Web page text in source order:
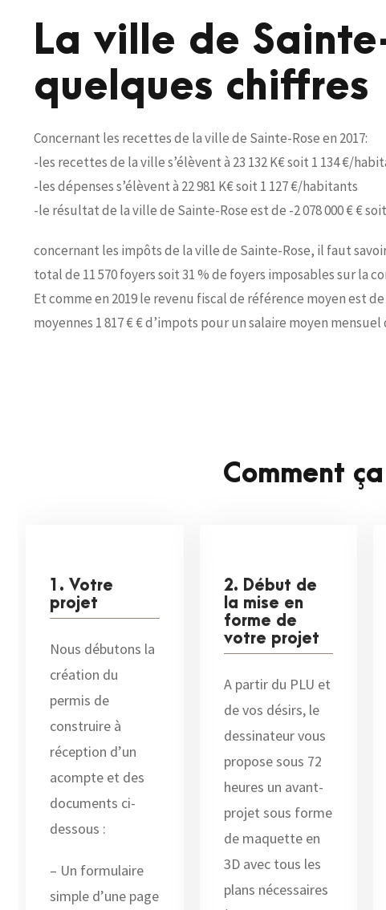
La ville de
quelques chiffres
Concernant les recettes de la ville de Sainte-Rose en 2017:
-les recettes de la ville s’élèvent à 23 132 K€ soit 1 134 €/
-les dépenses s’élèvent à 22 981 K€ soit 1 127 €/habitants
-le résultat de la ville de Sainte-Rose est de -2 078 000 € €
concernant les impôts de la ville de Sainte-Rose, il faut
total de 11 570 foyers soit 31 % de foyers imposables sur la
Et comme en 2019 le revenu fiscal de référence moyen est
moyennes 1 817 € € d’impots pour un salaire moyen mensuel
Comment
1. Votre
projet
Nous débutons la
création du
permis de
construire à
réception d’un
acompte et des
documents ci-
dessous :
– Un formulaire
simple d’une page
2. Début de
la mise en
forme de
votre projet
A partir du PLU et
de vos désirs, le
dessinateur vous
propose sous 72
heures un avant-
projet sous forme
de maquette en
3D avec tous les
plans nécessaires